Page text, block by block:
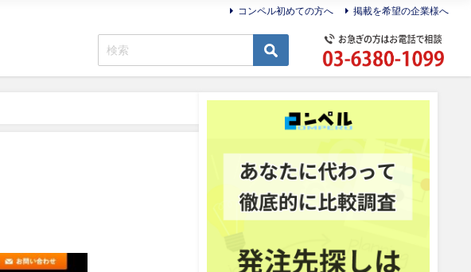
コンペル初めての方へ 掲載を希望の企業様へ